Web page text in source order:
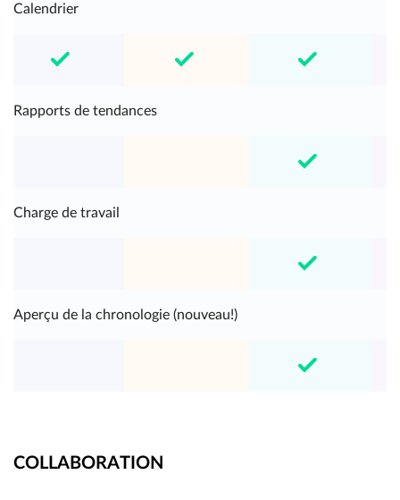
Calendrier
Rapports de tendances
Charge de travail
Aperçu de la chronologie (nouveau!)
COLLABORATION